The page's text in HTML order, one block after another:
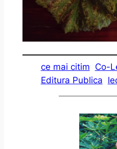
ce mai citim Co-
Editura Publica